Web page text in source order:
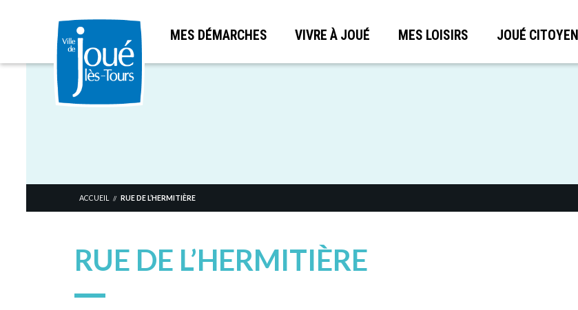
Aller
MES DÉMARCHES VIVRE À JOUÉ MES LOISIRS JOUÉ CITOYEN
ACCUEIL // RUE DE L’HERMITIÈRE
RUE DE L’HERMITIÈRE